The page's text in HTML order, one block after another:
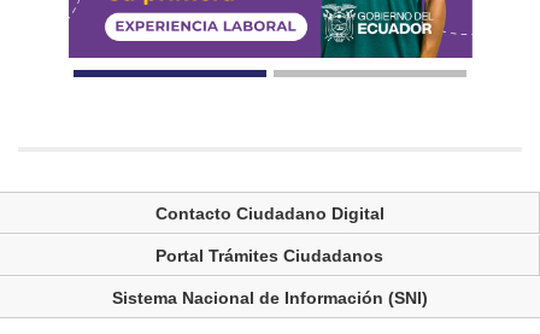
Contacto Ciudadano Digital
Portal Trámites Ciudadanos
Sistema Nacional de Información (SNI)